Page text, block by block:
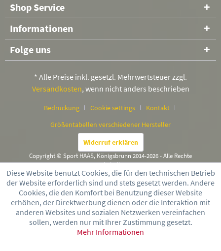
Shop Service
Informationen
Folge uns
* Alle Preise inkl. gesetzl. Mehrwertsteuer zzgl.
Versandkosten, wenn nicht anders beschrieben
Bedruckung Cookie settings
Kontakt
Größentabellen verschiedener Hersteller
Widerruf erklären
Copyright © Sport HAAS, Königsbrunn 2014-2026 - Alle Rechte
vorbehalten
Diese Website benutzt Cookies, die für den technischen Betrieb
der Website erforderlich sind und stets gesetzt werden. Andere
Cookies, die den Komfort bei Benutzung dieser Website
erhöhen, der Direktwerbung dienen oder die Interaktion mit
anderen Websites und sozialen Netzwerken vereinfachen
sollen, werden nur mit Ihrer Zustimmung gesetzt.
Mehr Informationen